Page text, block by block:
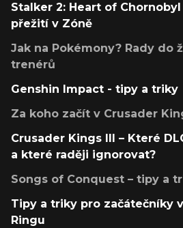
Stalker 2: Heart of
přežití v Zóně
Jak na Pokémony? Rady do
trenérů
Genshin Impact - tipy a triky
Za koho začít v Crusader
Crusader Kings III – Které
a které raději ignorovat?
Songs of Conquest – tipy a
Tipy a triky pro začátečníky
Ringu